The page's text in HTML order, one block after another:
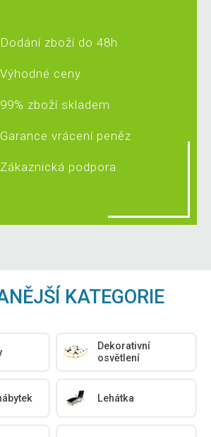
Dodání zboží do 48h
Výhodné ceny
99% zboží skladem
Garance vrácení peněz
Zákaznická podpora
KATEGORIE
Dekorativní
osvětlení
Lehátka